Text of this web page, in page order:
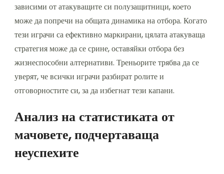
зависими от атакуващите си полузащитници, което
може да попречи на общата динамика на отбора. Когато
тези играчи са ефективно маркирани, цялата атакуваща
стратегия може да се срине, оставяйки отбора без
жизнеспособни алтернативи. Треньорите трябва да се
уверят, че всички играчи разбират ролите и
отговорностите си, за да избегнат тези капани.
Анализ на статистиката от
мачовете, подчертаваща
неуспехите